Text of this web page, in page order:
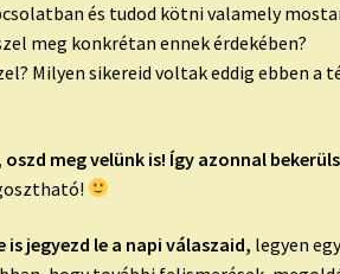
és tudod kötni valamely
meg konkrétan ennek érdekében?
Milyen sikereid voltak eddig ebben a
meg velünk is! Így azonnal
jegyezd le a napi válaszaid, legyen